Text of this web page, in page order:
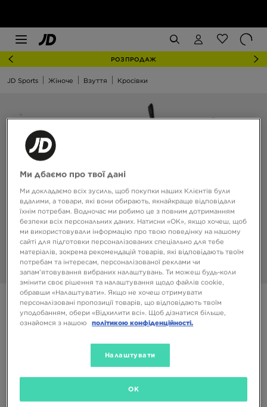
РОЗПРОДАЖ
JD Sports Жіноче Взуття Кросівки
NIKE W NIKE BLAZER ROAM MID
(Початкова ціна)
Доступні Кольори
Ми дбаємо про твої дані
Ми докладаємо всіх зусиль, щоб покупки наших Клієнтів були
вдалими, а товари, які вони обирають, якнайкраще відповідали
їхнім потребам. Водночас ми робимо це з повним дотриманням
безпеки всіх персональних даних. Натисни «OK», якщо хочеш, щоб
ми використовували інформацію про твою поведінку на нашому
сайті для підготовки персоналізованих спеціально для тебе
матеріалів, зокрема рекомендацій товарів, які відповідають твоїм
потребам та інтересам, персоналізованої реклами чи
запам’ятовування вибраних налаштувань. Ти можеш будь-коли
змінити своє рішення та налаштування щодо файлів cookie,
обравши «Налаштувати». Якщо не хочеш отримувати
персоналізовані пропозиції товарів, що відповідають твоїм
уподобанням, обери «Відхилити всі». Щоб дізнатися більше,
ознайомся з нашою
політикою конфіденційності.
Налаштувати
OK